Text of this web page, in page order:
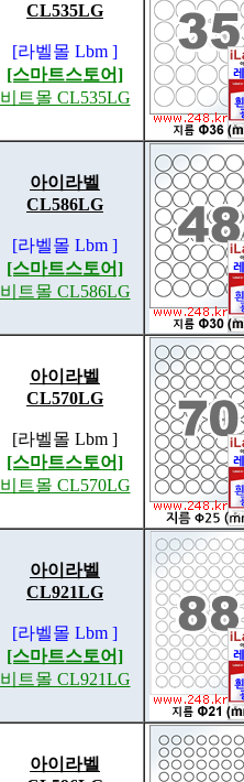
CL535LG
[라벨몰 Lbm ]
[스마트스토어]
비트몰 CL535LG
아이라벨
CL586LG
[라벨몰 Lbm ]
[스마트스토어]
비트몰 CL586LG
아이라벨
CL570LG
[라벨몰 Lbm ]
[스마트스토어]
비트몰 CL570LG
아이라벨
CL921LG
[라벨몰 Lbm ]
[스마트스토어]
비트몰 CL921LG
아이라벨